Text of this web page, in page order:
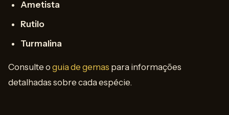
Ametista
Rutilo
Turmalina
Consulte o guia de gemas para informações
detalhadas sobre cada espécie.